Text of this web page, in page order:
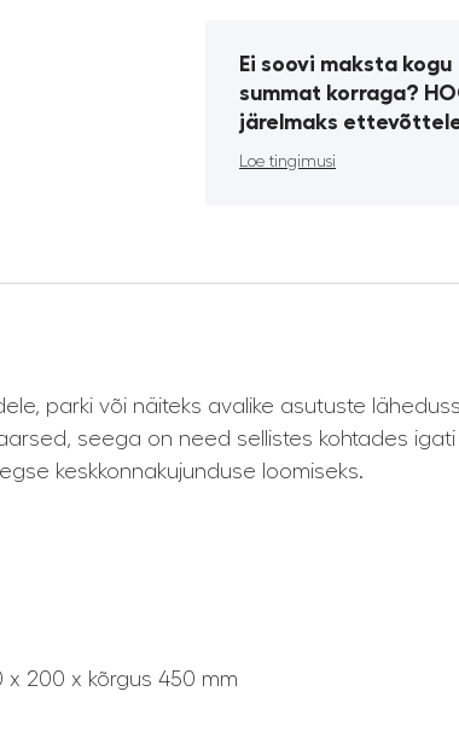
Ei soovi maksta kogu
summat korraga?
järelmaks
Loe tingimusi
parki või näiteks avalike asutuste
seega on need sellistes kohtades
keskkonnakujunduse loomiseks.
200 x kõrgus 450 mm